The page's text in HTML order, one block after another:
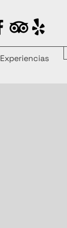
Experiencias